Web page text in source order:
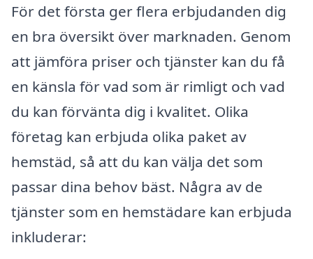
För det första ger flera erbjudanden dig
en bra översikt över marknaden. Genom
att jämföra priser och tjänster kan du få
en känsla för vad som är rimligt och vad
du kan förvänta dig i kvalitet. Olika
företag kan erbjuda olika paket av
hemstäd, så att du kan välja det som
passar dina behov bäst. Några av de
tjänster som en hemstädare kan erbjuda
inkluderar: